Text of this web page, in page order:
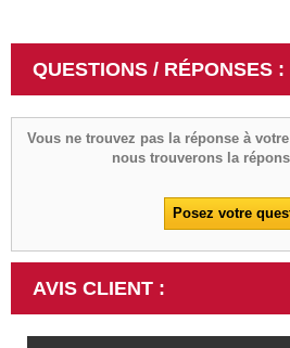
QUESTIONS / RÉPONSES :
Vous ne trouvez pas la réponse à
nous trouverons la
Posez votre
AVIS CLIENT :